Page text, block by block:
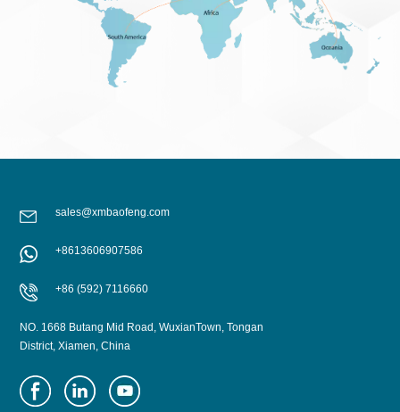
sales@xmbaofeng.com
+8613606907586
+86 (592) 7116660
NO. 1668 Butang Mid Road, WuxianTown, Tongan
District, Xiamen, China